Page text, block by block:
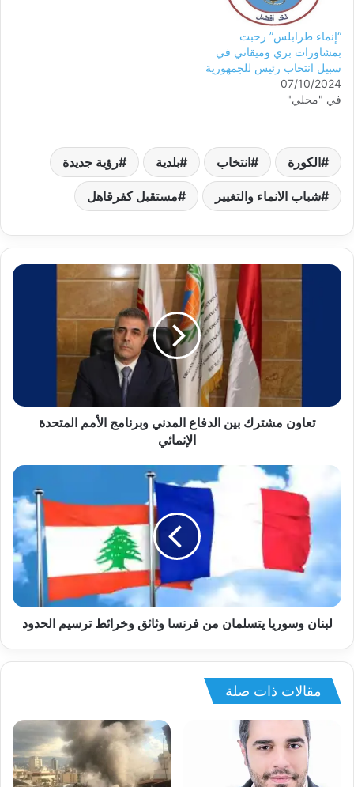
“إنماء طرابلس” رحبت
بمشاورات بري وميقاتي في
سبيل انتخاب رئيس للجمهورية
07/10/2024
في "محلي"
الكورة انتخاب بلدية رؤية جديدة
شباب الانماء والتغيير مستقبل كفرقاهل
تعاون مشترك بين الدفاع المدني وبرنامج الأمم المتحدة
الإنمائي
لبنان وسوريا يتسلمان من فرنسا وثائق وخرائط ترسيم الحدود
مقالات ذات صلة